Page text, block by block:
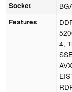
Socket
Features
4,